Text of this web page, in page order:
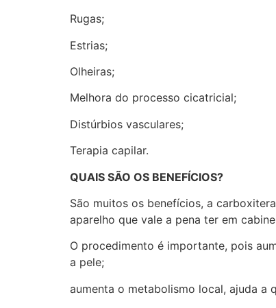
Rugas;
Estrias;
Olheiras;
Melhora do processo cicatricial;
Distúrbios vasculares;
Terapia capilar.
QUAIS SÃO OS BENEFÍCIOS?
São muitos os benefícios, a
aparelho que vale a pena ter em
O procedimento é importante, pois
a pele;
aumenta o metabolismo local, ajuda a